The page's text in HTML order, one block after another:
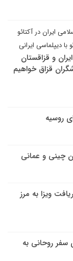
ایران در آکتائو
دیپلماسی ایرانی
و قزاقستان
قزاق خواهیم
روسیه
چینی و عمانی
ویزا به مرز
سفر روحانی به